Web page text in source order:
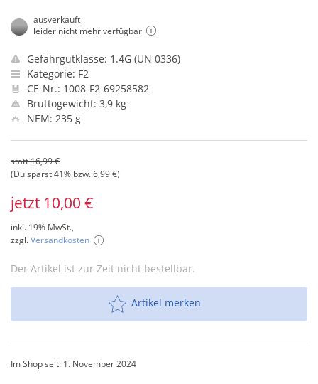
ausverkauft
leider nicht mehr verfügbar
Gefahrgutklasse: 1.4G (UN 0336)
Kategorie: F2
CE-Nr.: 1008-F2-69258582
Bruttogewicht: 3,9 kg
NEM: 235 g
statt 16,99 €
(Du sparst 41% bzw. 6,99 €)
jetzt 10,00 €
inkl. 19% MwSt.,
zzgl.Versandkosten
Der Artikel ist zur Zeit nicht bestellbar.
Artikel merken
Im Shop seit: 1. November 2024